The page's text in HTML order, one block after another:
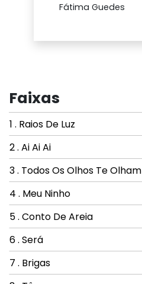
Fátima Guedes
Faixas
1 . Raios De Luz
2 . Ai Ai Ai
3 . Todos Os Olhos Te Olham
4 . Meu Ninho
5 . Conto De Areia
6 . Será
7 . Brigas